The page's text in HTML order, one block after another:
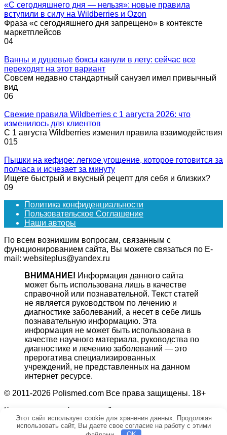
«С сегодняшнего дня — нельзя»: новые правила
вступили в силу на Wildberries и Ozon
Фраза «с сегодняшнего дня запрещено» в контексте
маркетплейсов
04
Ванны и душевые боксы канули в лету: сейчас все
переходят на этот вариант
Совсем недавно стандартный санузел имел привычный
вид
06
Свежие правила Wildberries с 1 августа 2026: что
изменилось для клиентов
С 1 августа Wildberries изменил правила взаимодействия
015
Пышки на кефире: легкое угощение, которое готовится за
полчаса и исчезает за минуту
Ищете быстрый и вкусный рецепт для себя и близких?
09
Политика конфиденциальности
Пользовательское Соглашение
Наши авторы
По всем возникшим вопросам, связанным с
функционированием сайта, Вы можете связаться по E-
mail: websiteplus@yandex.ru
ВНИМАНИЕ! Информация данного сайта
может быть использована лишь в качестве
справочной или познавательной. Текст статей
не является руководством по лечению и
диагностике заболеваний, а несет в себе лишь
познавательную информацию. Эта
информация не может быть использована в
качестве научного материала, руководства по
диагностике и лечению заболеваний — это
прерогатива специализированных
учреждений, не представленных на данном
интернет ресурсе.
© 2011-2026 Polismed.com Все права защищены. 18+
Копирование информации без гиперссылки на источник
запрещено.
Этот сайт использует cookie для хранения данных. Продолжая
использовать сайт, Вы даете свое согласие на работу с этими